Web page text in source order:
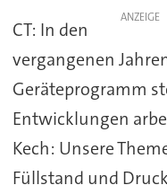
ANZEIGE
CT: In den
vergangenen
Geräteprogramm
Entwicklungen
Kech: Unsere
Füllstand und